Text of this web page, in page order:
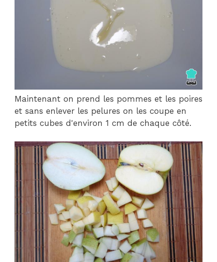
Maintenant on prend les pommes et les poires
et sans enlever les pelures on les coupe en
petits cubes d'environ 1 cm de chaque côté.